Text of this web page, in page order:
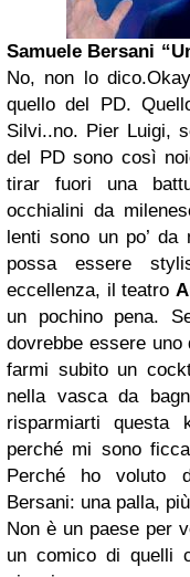
Samuele Bersani
No, non lo
quello del PD.
Silvi..no. Pier Luigi,
del PD sono così
tirar fuori una
occhialini da
lenti sono un po’
possa essere
eccellenza, il teatro
un pochino pena.
dovrebbe essere
farmi subito un
nella vasca da
risparmiarti questa
perché mi sono
Perché ho voluto
Bersani: una palla,
Non è un paese per
un comico di quelli